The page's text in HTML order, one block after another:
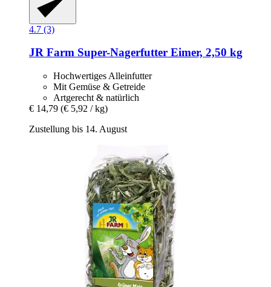
4.7 (3)
JR Farm Super-​Nagerfutter Eimer, 2,50 kg
Hochwertiges Alleinfutter
Mit Gemüse & Getreide
Artgerecht & natürlich
€ 14,79 (€ 5,92 / kg)
Zustellung bis 14. August